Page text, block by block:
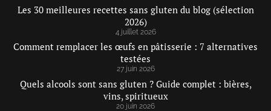
Les 30 meilleures recettes sans gluten du blog (sélection
2026)
4 juillet 2026
Comment remplacer les œufs en pâtisserie : 7 alternatives
testées
27 juin 2026
Quels alcools sont sans gluten ? Guide complet : bières,
vins, spiritueux
20 juin 2026